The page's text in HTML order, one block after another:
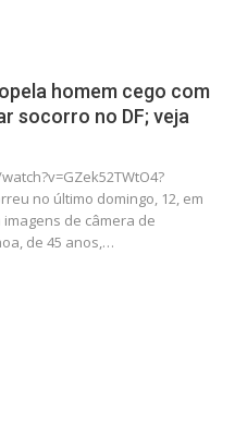
homem cego com
socorro no DF; veja
no último domingo, 12, em
imagens de câmera de
de 45 anos,…